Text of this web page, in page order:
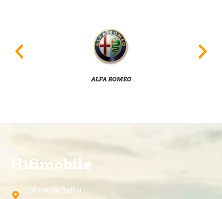
ALFA ROMEO
Hifimobile
1A rue de Belfort